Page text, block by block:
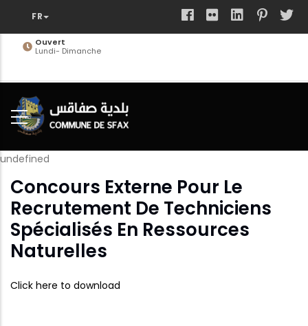
contenuOuvert
Lundi- Dimanche
undefined
Concours Externe Pour Le
Recrutement De Techniciens
Spécialisés En Ressources
Naturelles
Click here to download